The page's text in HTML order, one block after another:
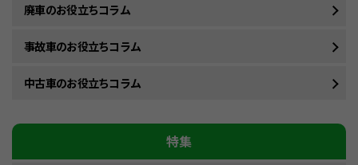
廃車のお役立ちコラム
事故車のお役立ちコラム
中古車のお役立ちコラム
特集